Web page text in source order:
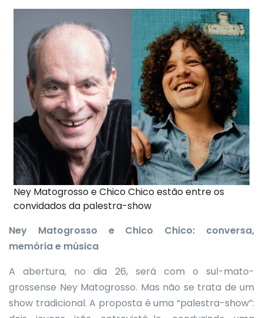
Ney Matogrosso e Chico Chico estão entre os
convidados da palestra-show
Ney Matogrosso e Chico Chico: conversa,
memória e música
A abertura, no dia 26, será com o sul-mato-
grossense Ney Matogrosso. Mas não se trata de um
show tradicional. A proposta é uma “palestra-show”: